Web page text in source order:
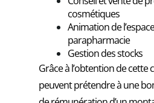
cosmétiques
Animation de
parapharmacie
Gestion des stocks
Grâce à l’obtention de cette
peuvent prétendre à une